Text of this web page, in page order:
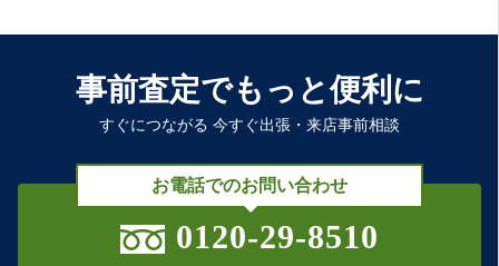
事前査定でもっと便利に
すぐにつながる 今すぐ出張・来店事前相談
お電話でのお問い合わせ
0120-29-8510